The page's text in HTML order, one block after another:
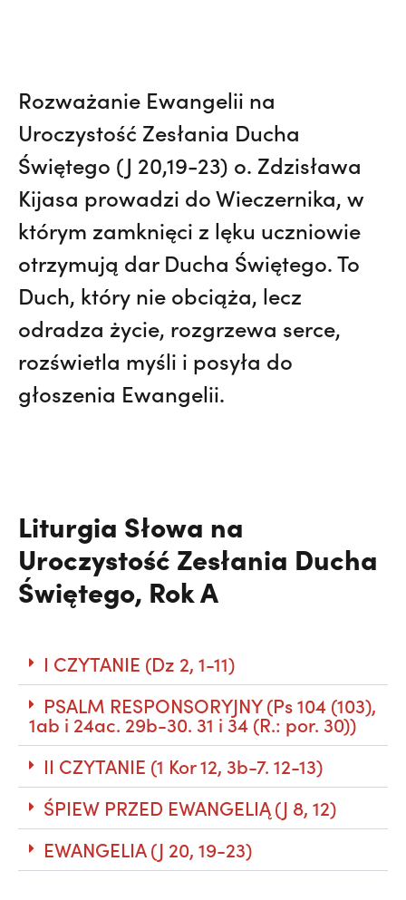
Rozważanie Ewangelii na
Uroczystość Zesłania Ducha
Świętego (J 20,19-23) o. Zdzisława
Kijasa prowadzi do Wieczernika, w
którym zamknięci z lęku uczniowie
otrzymują dar Ducha Świętego. To
Duch, który nie obciąża, lecz
odradza życie, rozgrzewa serce,
rozświetla myśli i posyła do
głoszenia Ewangelii.
Liturgia Słowa na
Uroczystość Zesłania Ducha
Świętego, Rok A
I CZYTANIE (Dz 2, 1-11)
PSALM RESPONSORYJNY (Ps 104 (103),
1ab i 24ac. 29b-30. 31 i 34 (R.: por. 30))
II CZYTANIE (1 Kor 12, 3b-7. 12-13)
ŚPIEW PRZED EWANGELIĄ (J 8, 12)
EWANGELIA (J 20, 19-23)